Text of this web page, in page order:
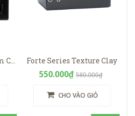
Blumaan Matte Cream Clay Forte Series Texture Clay
550.000₫ 580.000₫
CHO VÀO GIỎ